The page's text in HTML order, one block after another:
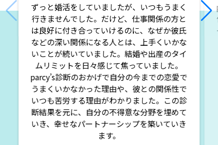
ずっと婚活をしていましたが、いつもうまく
行きませんでした。だけど、仕事関係の方と
は良好に付き合っていけるのに、なぜか彼氏
などの深い関係になる人とは、上手くいかな
いことが続いていました。結婚や出産のタイ
ムリミットを日々感じて焦っていました。
parcy’s診断のおかげで自分の今までの恋愛で
うまくいかなかった理由や、彼との関係性で
いつも苦労する理由がわかりました。この診
断結果を元に、自分の不得意な分野を埋めて
いき、幸せなパートナーシップを築いていき
ます。